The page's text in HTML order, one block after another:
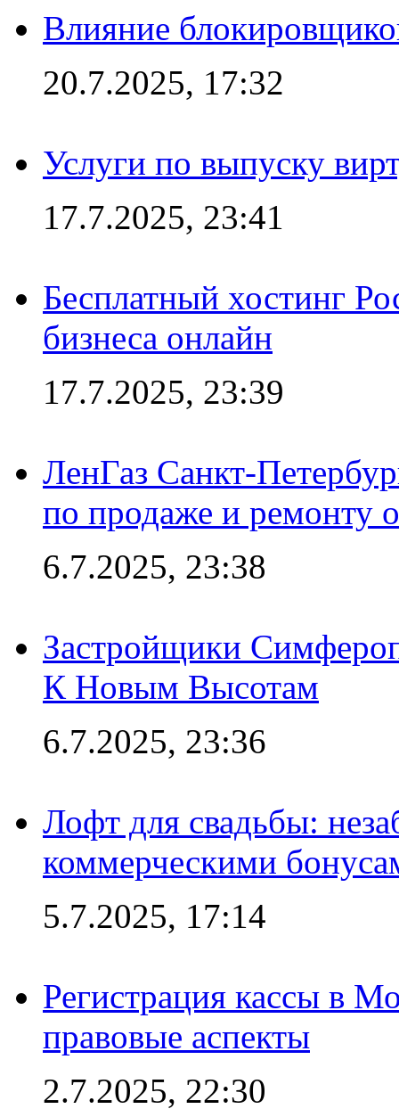
Влияние
20.7.2025, 17:32
Услуги по выпуску
17.7.2025, 23:41
Бесплатный хостинг
бизнеса онлайн
17.7.2025, 23:39
ЛенГаз Санкт-
по продаже и ремонту
6.7.2025, 23:38
Застройщики
К Новым Высотам
6.7.2025, 23:36
Лофт для свадьбы:
коммерческими
5.7.2025, 17:14
Регистрация кассы в
правовые аспекты
2.7.2025, 22:30